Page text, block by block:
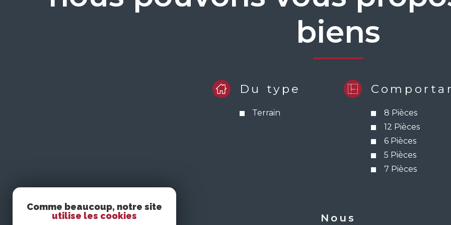
biens
Du type
Terrain
8 Pièces
12 Pièces
6 Pièces
5 Pièces
7 Pièces
nous
Comme beaucoup, notre site
utilise les cookies